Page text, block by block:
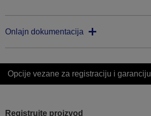
Onlajn dokumentacija
Opcije vezane za registraciju i garanciju
Registrujte proizvod